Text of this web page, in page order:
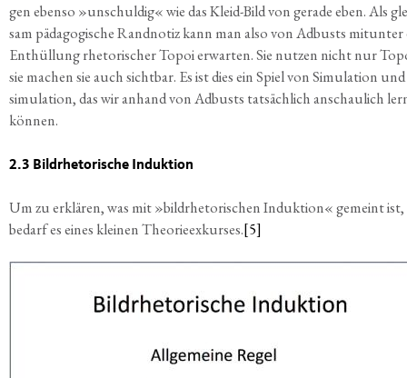
gen eben­so »unschul­dig« wie das Kleid-Bild von gera­de eben. Als
sam päd­ago­gi­sche Rand­no­tiz kann man also von Adbusts mit­un­ter
Ent­hül­lung rhe­to­ri­scher Topoi erwar­ten. Sie nut­zen nicht nur
sie machen sie auch sicht­bar. Es ist dies ein Spiel von Simu­la­ti­on
si­mu­la­ti­on, das wir anhand von Adbusts tat­säch­lich anschau­lich
können.
2.3 Bildrhetorische Induktion
Um zu erklä­ren, was mit »bild­rhe­to­ri­schen Induk­ti­on« gemeint ist,
bedarf es eines klei­nen Theo­rie­ex­kur­ses.[5]